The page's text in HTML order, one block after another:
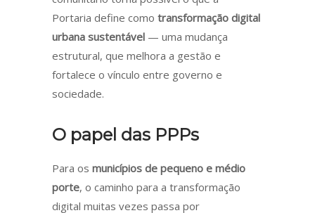
Portaria define como transformação digital
urbana sustentável — uma mudança
estrutural, que melhora a gestão e
fortalece o vínculo entre governo e
sociedade.
O papel das PPPs
Para os municípios de pequeno e médio
porte, o caminho para a transformação
digital muitas vezes passa por